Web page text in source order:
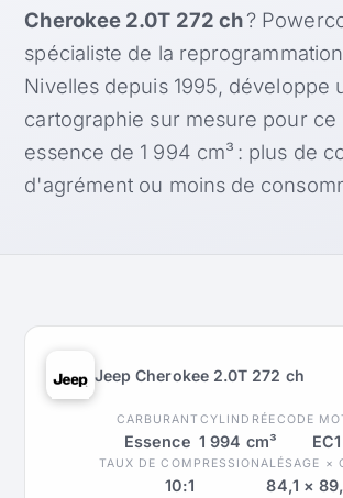
Cherokee 2.0T 272 ch?
spécialiste de la
Nivelles depuis 1995, développe
cartographie sur mesure pour ce
essence de 1 994 cm³ : plus de
d'agrément ou moins de
Jeep Cherokee 2.0T 272 ch
CARBURANT
Essence
CYLINDRÉE
1 994 cm³
CODE
EC1
TAUX DE COMPRESSION
10:1
ALÉSAGE ×
84,1 ×